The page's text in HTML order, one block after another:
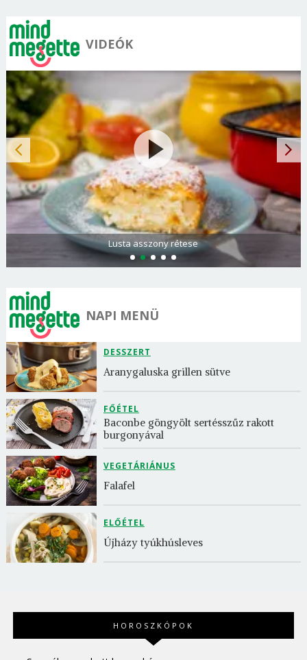
VIDEÓK
Lusta asszony rétese
NAPI MENÜ
DESSZERT
Aranygaluska grillen sütve
FŐÉTEL
Baconbe göngyölt sertésszűz rakott
burgonyával
VEGETÁRIÁNUS
Falafel
ELŐÉTEL
Újházy tyúkhúsleves
HOROSZKÓPOK